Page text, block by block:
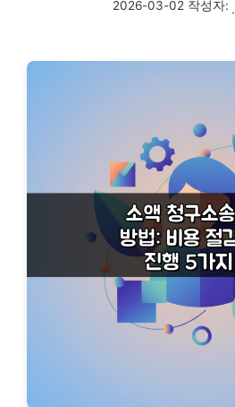
2026-03-02 작성자: